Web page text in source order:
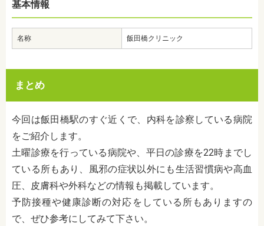
基本情報
名称 飯田橋クリニック
まとめ
今回は飯田橋駅のすぐ近くで、内科を診察している病院
をご紹介します。
土曜診療を行っている病院や、平日の診療を22時までし
ている所もあり、風邪の症状以外にも生活習慣病や高血
圧、皮膚科や外科などの情報も掲載しています。
予防接種や健康診断の対応をしている所もありますの
で、ぜひ参考にしてみて下さい。